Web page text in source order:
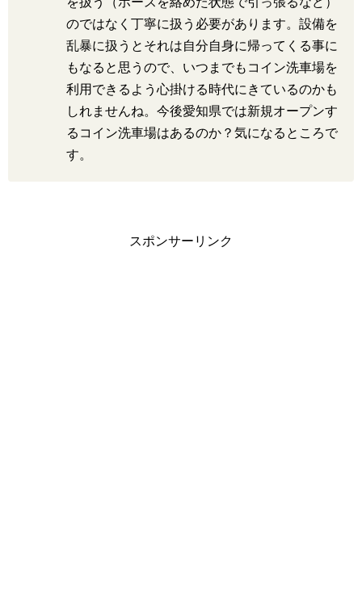
のではなく丁寧に扱う必要があります。設備を
乱暴に扱うとそれは自分自身に帰ってくる事に
もなると思うので、いつまでもコイン洗車場を
利用できるよう心掛ける時代にきているのかも
しれませんね。今後愛知県では新規オープンす
るコイン洗車場はあるのか？気になるところで
す。
スポンサーリンク